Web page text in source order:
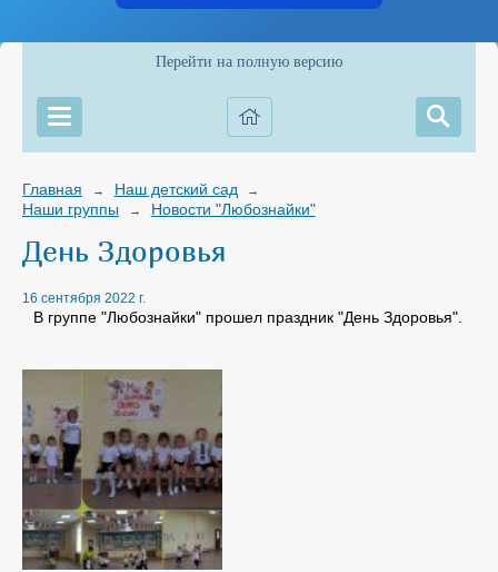
Перейти на полную версию
Главная → Наш детский сад →
Наши группы → Новости "Любознайки"
День Здоровья
16 сентября 2022 г.
В группе "Любознайки" прошел праздник "День Здоровья".